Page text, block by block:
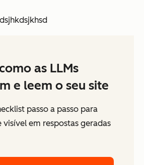
as LLMs
e leem o seu site
passo a passo para
visível em respostas geradas